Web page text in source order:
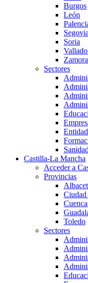
Burgos
León
Segovia
Soria
Zamora
Sectores
Sanidad
Castilla-La Mancha
Acceder a
Provincias
Ciudad
Cuenca
Toledo
Sectores